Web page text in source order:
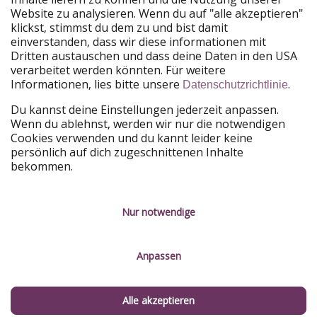
Unsere Märkte
PiratinViaggio
HolidayPirates
VakantiePiraten
WakacyjniPiraci
VoyagesPirates
Ferienpiraten
Urlaubspiraten
ViajerosPiratas
Unsere Gruppe
HolidayPirates Group
Lerne uns kennen
Nachhaltigkeit
Service-Kontrolle
Website zu analysieren. Wenn du auf "alle akzeptieren"
klickst, stimmst du dem zu und bist damit
einverstanden, dass wir diese informationen mit
Dritten austauschen und dass deine Daten in den USA
verarbeitet werden könnten. Für weitere
Informationen, lies bitte unsere Datenschutzrichtlinie.
Du kannst deine Einstellungen jederzeit anpassen.
Wenn du ablehnst, werden wir nur die notwendigen
Cookies verwenden und du kannt leider keine
persönlich auf dich zugeschnittenen Inhalte
bekommen.
Nur notwendige
Anpassen
Alle akzeptieren